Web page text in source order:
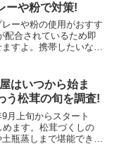
ーや粉で対策!
ーや粉の使用がおすす
配合されているため即
すよ。携帯したいなら
はいつから始ま
う松茸の旬を調査!
月上旬からスタート
ます。松茸づくしの
瓶蒸しまで堪能でき、